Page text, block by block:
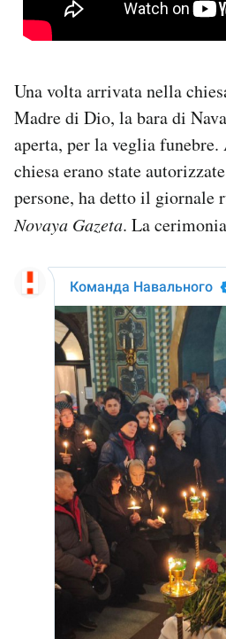
Una volta arrivata nella
Madre di Dio, la bara di
aperta, per la veglia
chiesa erano state
persone, ha detto il giornale
Novaya Gazeta. La